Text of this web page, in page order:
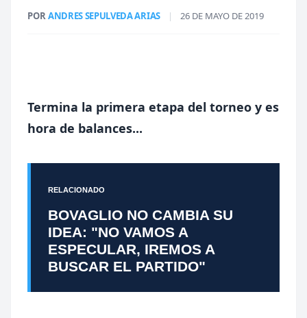
PORANDRES SEPULVEDA ARIAS | 26 DE MAYO DE 2019
Termina la primera etapa del torneo y es
hora de balances...
RELACIONADO
BOVAGLIO NO CAMBIA SU
IDEA: "NO VAMOS A
ESPECULAR, IREMOS A
BUSCAR EL PARTIDO"